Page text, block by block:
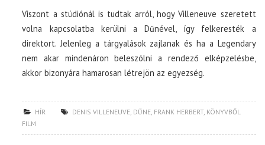
Viszont a stúdiónál is tudtak arról, hogy Villeneuve szeretett
volna kapcsolatba kerülni a Dűnével, így felkeresték a
direktort. Jelenleg a tárgyalások zajlanak és ha a Legendary
nem akar mindenáron beleszólni a rendező elképzelésbe,
akkor bizonyára hamarosan létrejön az egyezség.
HÍR DENIS VILLENEUVE, DŰNE, FRANK HERBERT, KÖNYVBŐL
FILM